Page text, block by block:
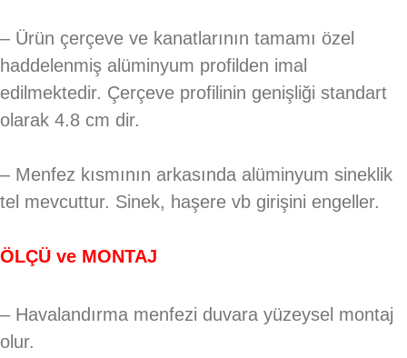
– Ürün çerçeve ve kanatlarının tamamı özel
haddelenmiş alüminyum profilden imal
edilmektedir. Çerçeve profilinin genişliği standart
olarak 4.8 cm dir.
– Menfez kısmının arkasında alüminyum sineklik
tel mevcuttur. Sinek, haşere vb girişini engeller.
ÖLÇÜ ve MONTAJ
– Havalandırma menfezi duvara yüzeysel montaj
olur.